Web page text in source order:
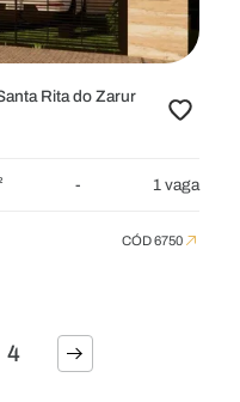
Rita do Zarur
- 1 vaga
CÓD 6750
4